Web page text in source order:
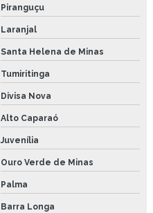
Piranguçu
Laranjal
Santa Helena de Minas
Tumiritinga
Divisa Nova
Alto Caparaó
Juvenília
Ouro Verde de Minas
Palma
Barra Longa